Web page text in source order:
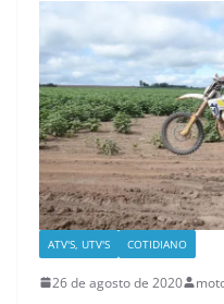
ATV'S, UTV'S COTIDIANO
26 de agosto de 2020